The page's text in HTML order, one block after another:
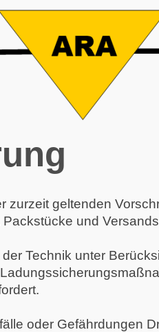
zurzeit geltenden
und
Technik unter
oder Gefährdungen